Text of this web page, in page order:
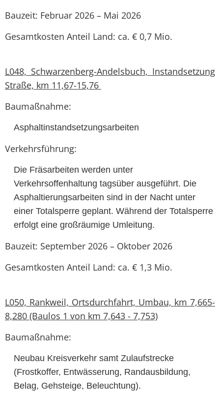
Bauzeit: Februar 2026 – Mai 2026
Gesamtkosten Anteil Land: ca. € 0,7 Mio.
L048, Schwarzenberg-Andelsbuch, Instandsetzung
Straße, km 11,67-15,76
Baumaßnahme:
Asphaltinstandsetzungsarbeiten
Verkehrsführung:
Die Fräsarbeiten werden unter
Verkehrsoffenhaltung tagsüber ausgeführt. Die
Asphaltierungsarbeiten sind in der Nacht unter
einer Totalsperre geplant. Während der Totalsperre
erfolgt eine großräumige Umleitung.
Bauzeit: September 2026 – Oktober 2026
Gesamtkosten Anteil Land: ca. € 1,3 Mio.
L050, Rankweil, Ortsdurchfahrt, Umbau, km 7,665-
8,280 (Baulos 1 von km 7,643 - 7,753)
Baumaßnahme:
Neubau Kreisverkehr samt Zulaufstrecke
(Frostkoffer, Entwässerung, Randausbildung,
Belag, Gehsteige, Beleuchtung).